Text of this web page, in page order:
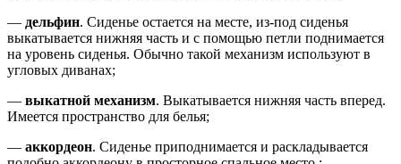
— дельфин. Сиденье остается на месте, из-под сиденья
выкатывается нижняя часть и с помощью петли поднимается
на уровень сиденья. Обычно такой механизм используют в
угловых диванах;
— выкатной механизм. Выкатывается нижняя часть вперед.
Имеется пространство для белья;
— аккордеон. Сиденье приподнимается и раскладывается